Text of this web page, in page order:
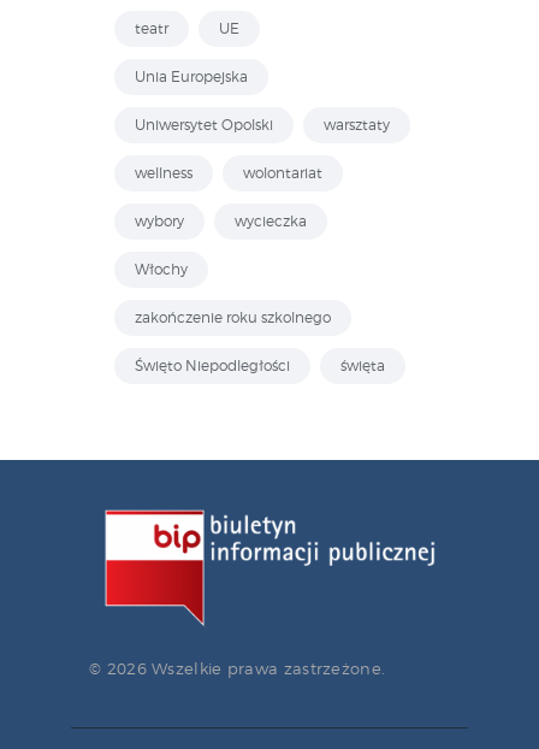
teatr UE
Unia Europejska
Uniwersytet Opolski warsztaty
wellness wolontariat
wybory wycieczka
Włochy
zakończenie roku szkolnego
Święto Niepodległości święta
© 2026 Wszelkie prawa zastrzeżone.